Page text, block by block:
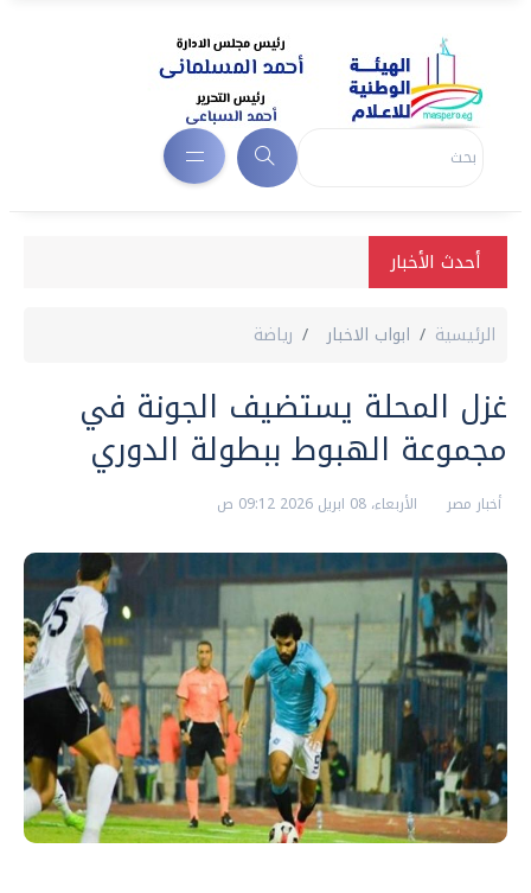
أحدث الأخبار
الرئيسية ابواب الاخبار رياضة
غزل المحلة يستضيف الجونة في
مجموعة الهبوط ببطولة الدوري
أخبار مصر الأربعاء، 08 ابريل 2026 09:12 ص